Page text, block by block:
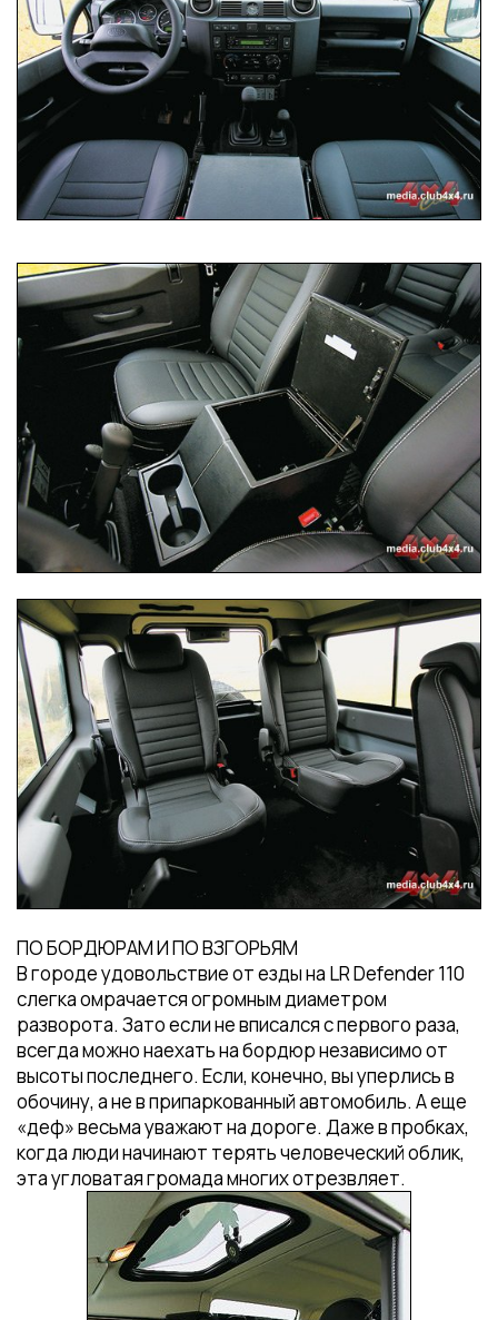
ПО БОРДЮРАМ И ПО ВЗГОРЬЯМ
В городе удовольствие от езды на LR Defender 110
слегка омрачается огромным диаметром
разворота. Зато если не вписался с первого раза,
всегда можно наехать на бордюр независимо от
высоты последнего. Если, конечно, вы уперлись в
обочину, а не в припаркованный автомобиль. А еще
«деф» весьма уважают на дороге. Даже в пробках,
когда люди начинают терять человеческий облик,
эта угловатая громада многих отрезвляет.